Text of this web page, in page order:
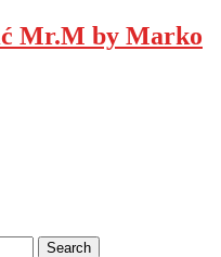
Mr.M by Marko